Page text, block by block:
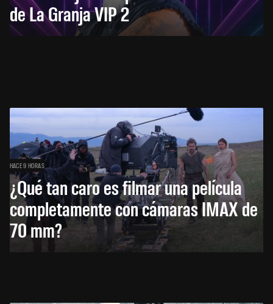
de La Granja VIP 2
HACE 9 HORAS
¿Qué tan caro es filmar una película
completamente con cámaras IMAX de
70 mm?